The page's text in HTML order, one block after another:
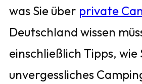
was Sie über private
Deutschland wissen
einschließlich Tipps, wie
unvergessliches